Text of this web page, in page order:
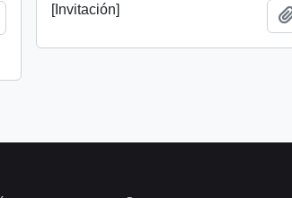
Añadir al portapapeles
[Invitación]